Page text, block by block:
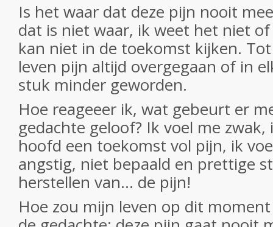
Is het waar dat deze pijn nooit
dat is niet waar, ik weet het niet
kan niet in de toekomst kijken.
leven pijn altijd overgegaan of in
stuk minder geworden.
Hoe reageeer ik, wat gebeurt er
gedachte geloof? Ik voel me
hoofd een toekomst vol pijn, ik
angstig, niet bepaald en prettige
herstellen van… de pijn!
Hoe zou mijn leven op dit